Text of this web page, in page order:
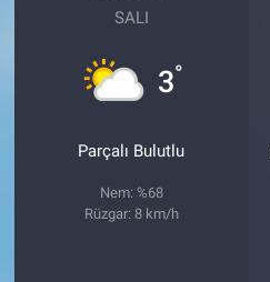
SALI
3°
Parçalı Bulutlu
Nem: %68
Rüzgar: 8 km/h